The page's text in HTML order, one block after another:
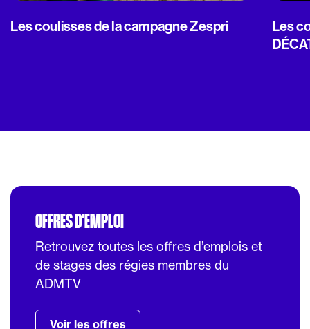
Les coulisses de la campagne Zespri
Les
OFFRES D'EMPLOI
Retrouvez toutes les offres d’emplois et
de stages des régies membres du
ADMTV
Voir les offres